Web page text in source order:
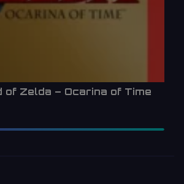
of Zelda – Ocarina of Time